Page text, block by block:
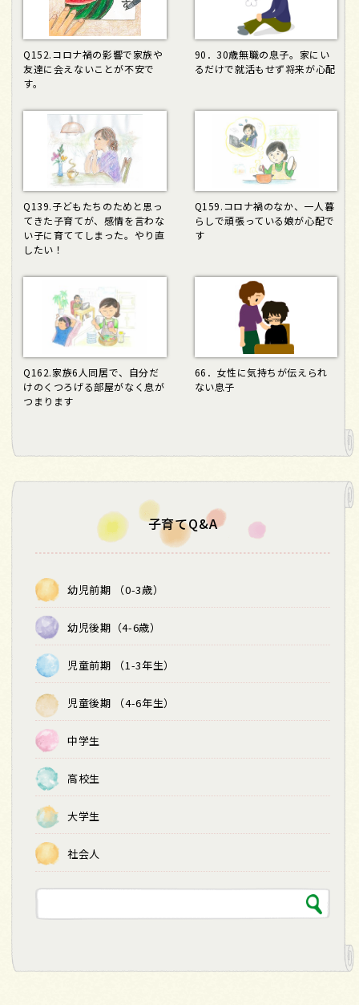
Q152.コロナ禍の影響で家族や
友達に会えないことが不安で
す。
90．30歳無職の息子。家にい
るだけで就活もせず将来が心配
Q139.子どもたちのためと思っ
てきた子育てが、感情を言わな
い子に育ててしまった。やり直
したい！
Q159.コロナ禍のなか、一人暮
らしで頑張っている娘が心配で
す
Q162.家族6人同居で、自分だ
けのくつろげる部屋がなく息が
つまります
66．女性に気持ちが伝えられ
ない息子
子育てQ&A
幼児前期 （0-3歳）
幼児後期（4-6歳）
児童前期 （1-3年生）
児童後期 （4-6年生）
中学生
高校生
大学生
社会人